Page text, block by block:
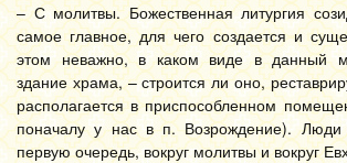
– С молитвы. Божественная литургия
самое главное, для чего создается и
этом неважно, в каком виде в данный
здание храма, – строится ли оно,
располагается в приспособленном
поначалу у нас в п. Возрождение). Люди
первую очередь, вокруг молитвы и вокруг